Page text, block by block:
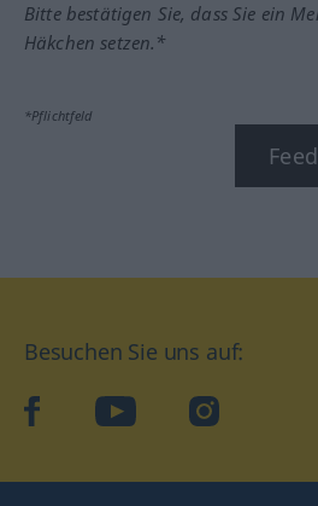
Bitte bestätigen Sie, dass Sie ein
Häkchen setzen.*
*Pflichtfeld
Besuchen Sie uns auf:
facebookYouTube Instagram